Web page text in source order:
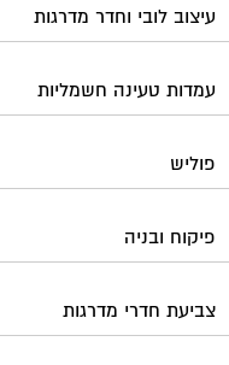
עיצוב לובי וחדר מדרגות
עמדות טעינה חשמליות
פוליש
פיקוח ובניה
צביעת חדרי מדרגות